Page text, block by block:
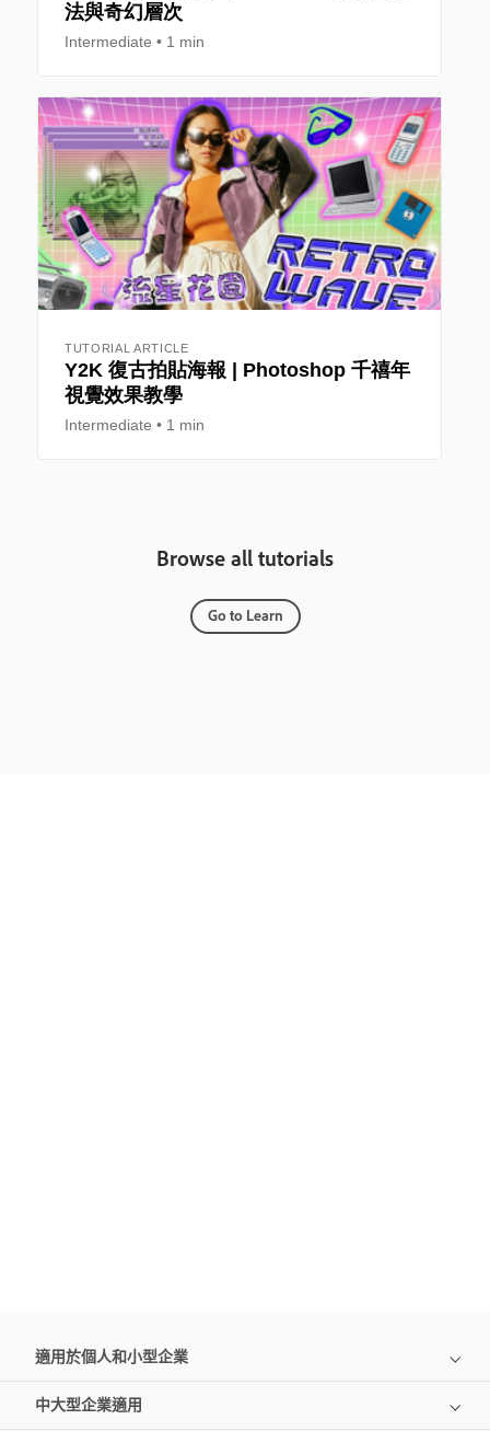
法與奇幻層次
Intermediate 1 min
TUTORIAL ARTICLE
Y2K 復古拍貼海報 | Photoshop 千禧年
視覺效果教學
Intermediate 1 min
Browse all tutorials
Go to Learn
適用於個人和小型企業
中大型企業適用